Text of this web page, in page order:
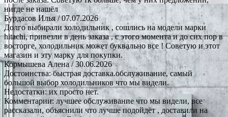
нигде не нашёл
Бурдасов Илья/ 07.07.2026
Долго выбирали холодильник , сошлись на модели марки
hitachi, привезли в день заказа , с этого момента и до сих пор в
восторге, холодильник может буквально все ! Советую и этот
магазин и эту марку для покупки.
Кормышева Алена/ 30.06.2026
Достоинства: быстрая доставка.обслуживание, самый
большой выбор холодильников что мы видели.
Недостатки: их просто нет.
Комментарии: лучшее обслуживание что мы видели, все
рассказали, объяснили что лучше подойдёт , доставили на